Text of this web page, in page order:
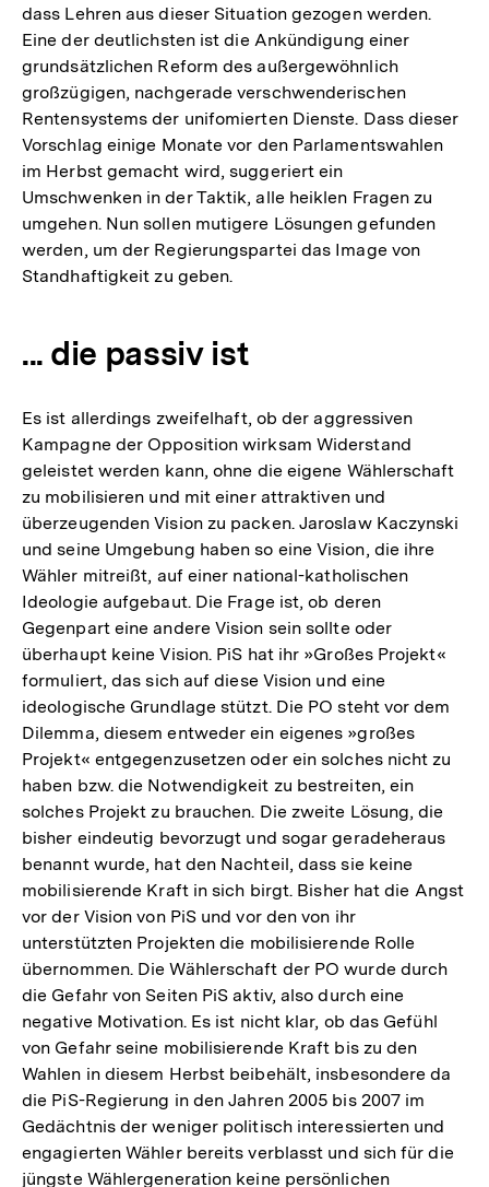
dass Lehren aus dieser Situation gezogen werden.
Eine der deutlichsten ist die Ankündigung einer
grundsätzlichen Reform des außergewöhnlich
großzügigen, nachgerade verschwenderischen
Rentensystems der unifomierten Dienste. Dass dieser
Vorschlag einige Monate vor den Parlamentswahlen
im Herbst gemacht wird, suggeriert ein
Umschwenken in der Taktik, alle heiklen Fragen zu
umgehen. Nun sollen mutigere Lösungen gefunden
werden, um der Regierungspartei das Image von
Standhaftigkeit zu geben.
... die passiv ist
Es ist allerdings zweifelhaft, ob der aggressiven
Kampagne der Opposition wirksam Widerstand
geleistet werden kann, ohne die eigene Wählerschaft
zu mobilisieren und mit einer attraktiven und
überzeugenden Vision zu packen. Jaroslaw Kaczynski
und seine Umgebung haben so eine Vision, die ihre
Wähler mitreißt, auf einer national-katholischen
Ideologie aufgebaut. Die Frage ist, ob deren
Gegenpart eine andere Vision sein sollte oder
überhaupt keine Vision. PiS hat ihr »Großes Projekt«
formuliert, das sich auf diese Vision und eine
ideologische Grundlage stützt. Die PO steht vor dem
Dilemma, diesem entweder ein eigenes »großes
Projekt« entgegenzusetzen oder ein solches nicht zu
haben bzw. die Notwendigkeit zu bestreiten, ein
solches Projekt zu brauchen. Die zweite Lösung, die
bisher eindeutig bevorzugt und sogar geradeheraus
benannt wurde, hat den Nachteil, dass sie keine
mobilisierende Kraft in sich birgt. Bisher hat die Angst
vor der Vision von PiS und vor den von ihr
unterstützten Projekten die mobilisierende Rolle
übernommen. Die Wählerschaft der PO wurde durch
die Gefahr von Seiten PiS aktiv, also durch eine
negative Motivation. Es ist nicht klar, ob das Gefühl
von Gefahr seine mobilisierende Kraft bis zu den
Wahlen in diesem Herbst beibehält, insbesondere da
die PiS-Regierung in den Jahren 2005 bis 2007 im
Gedächtnis der weniger politisch interessierten und
engagierten Wähler bereits verblasst und sich für die
jüngste Wählergeneration keine persönlichen